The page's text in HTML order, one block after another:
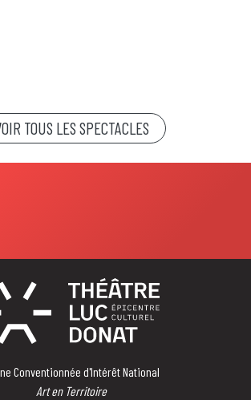
TOUS LES SPECTACLES
Conventionnée d'Intérêt National
Art en Territoire